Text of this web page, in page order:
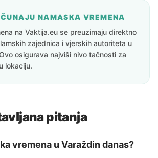
NAMASKA VREMENA
na Vaktija.eu se preuzimaju direktno
zajednica i vjerskih autoriteta u
osigurava najviši nivo tačnosti za
lokaciju.
pitanja
vremena u Varaždin danas?